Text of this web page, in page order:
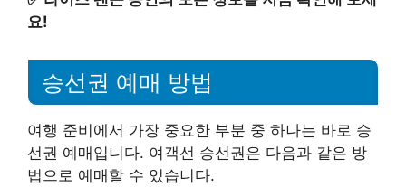
요!
승선권 예매 방법
여행 준비에서 가장 중요한 부분 중 하나는 바로 승
선권 예매입니다. 여객선 승선권은 다음과 같은 방
법으로 예매할 수 있습니다.